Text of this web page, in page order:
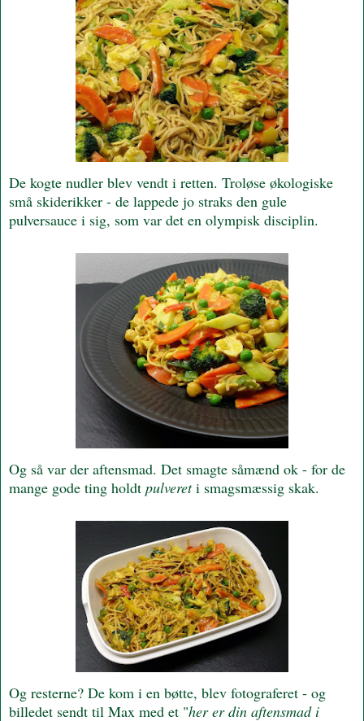
De kogte nudler blev vendt i retten. Troløse økologiske
små skiderikker - de lappede jo straks den gule
pulversauce i sig, som var det en olympisk disciplin.
Og så var der aftensmad. Det smagte såmænd ok - for de
mange gode ting holdt pulvereti smagsmæssig skak.
Og resterne? De kom i en bøtte, blev fotograferet - og
billedet sendt til Max med et "her er din aftensmad i